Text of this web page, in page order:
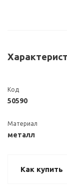
Код
50590
Материал
металл
Как купить